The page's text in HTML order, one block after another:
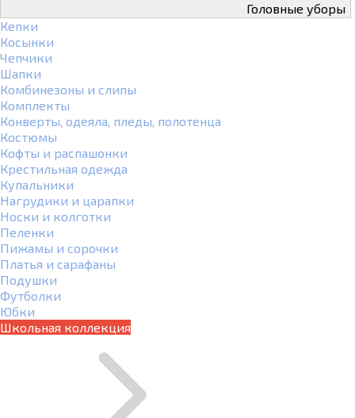
Головные уборы
Кепки
Косынки
Чепчики
Шапки
Комбинезоны и слипы
Комплекты
Конверты, одеяла, пледы, полотенца
Костюмы
Кофты и распашонки
Крестильная одежда
Купальники
Нагрудики и царапки
Носки и колготки
Пеленки
Пижамы и сорочки
Платья и сарафаны
Подушки
Футболки
Юбки
Школьная коллекция